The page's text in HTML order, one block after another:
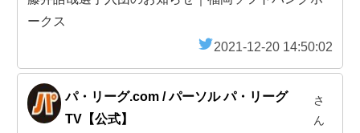
ークス
2021-12-20 14:50:02
パ・リーグ.com / パーソル パ・リーグ
TV【公式】
さ
ん